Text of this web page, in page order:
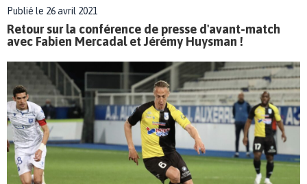
Publié le 26 avril 2021
Retour sur la conférence de presse d'avant-match
avec Fabien Mercadal et Jérémy Huysman !